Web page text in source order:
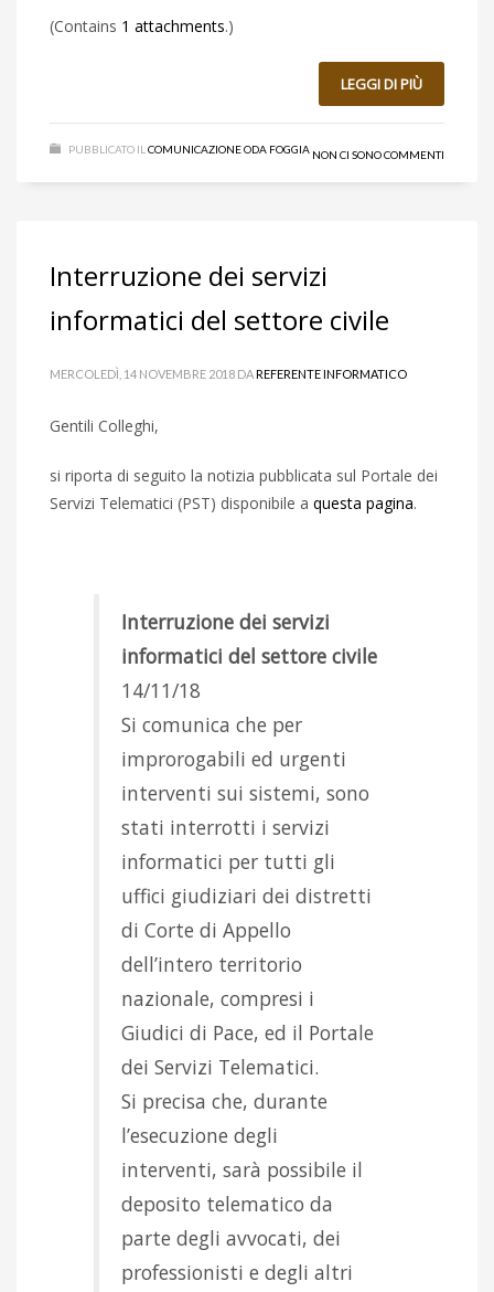
(Contains 1 attachments.)
LEGGI DI PIÙ
PUBBLICATO IL COMUNICAZIONE ODA FOGGIA NON CI SONO COMMENTI
Interruzione dei servizi
informatici del settore civile
MERCOLEDÌ, 14 NOVEMBRE 2018 DAREFERENTE INFORMATICO
Gentili Colleghi,
si riporta di seguito la notizia pubblicata sul Portale dei
Servizi Telematici (PST) disponibile a questa pagina.
Interruzione dei servizi
informatici del settore civile
14/11/18
Si comunica che per
improrogabili ed urgenti
interventi sui sistemi, sono
stati interrotti i servizi
informatici per tutti gli
uffici giudiziari dei distretti
di Corte di Appello
dell’intero territorio
nazionale, compresi i
Giudici di Pace, ed il Portale
dei Servizi Telematici.
Si precisa che, durante
l’esecuzione degli
interventi, sarà possibile il
deposito telematico da
parte degli avvocati, dei
professionisti e degli altri